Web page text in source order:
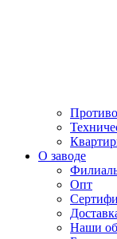
О заводе
Опт
Наши